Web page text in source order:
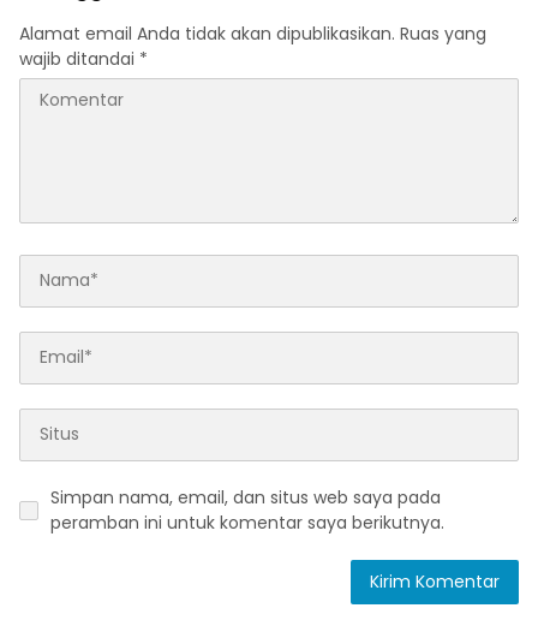
Alamat email Anda tidak akan dipublikasikan. Ruas yang
wajib ditandai *
Simpan nama, email, dan situs web saya pada
peramban ini untuk komentar saya berikutnya.